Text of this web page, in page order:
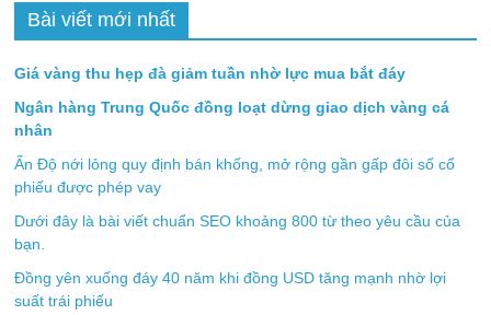
Bài viết mới nhất
Giá vàng thu hẹp đà giảm tuần nhờ lực mua bắt đáy
Ngân hàng Trung Quốc đồng loạt dừng giao dịch vàng cá
nhân
Ấn Độ nới lỏng quy định bán khống, mở rộng gần gấp đôi số cổ
phiếu được phép vay
Dưới đây là bài viết chuẩn SEO khoảng 800 từ theo yêu cầu của
bạn.
Đồng yên xuống đáy 40 năm khi đồng USD tăng mạnh nhờ lợi
suất trái phiếu